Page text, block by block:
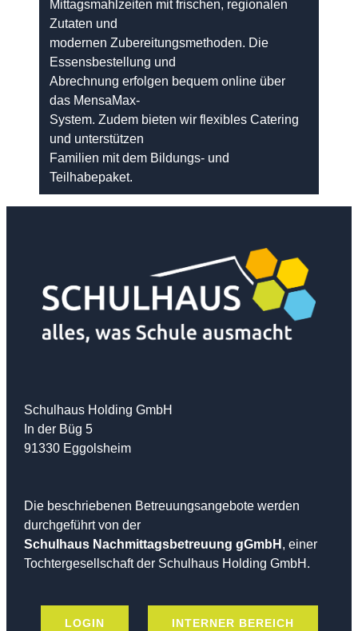
Mittagsmahlzeiten mit frischen, regionalen
Zutaten und
modernen Zubereitungsmethoden. Die
Essensbestellung und
Abrechnung erfolgen bequem online über
das MensaMax-
System. Zudem bieten wir flexibles Catering
und unterstützen
Familien mit dem Bildungs- und
Teilhabepaket.
Schulhaus Holding GmbH
In der Büg 5
91330 Eggolsheim
Die beschriebenen Betreuungsangebote werden
durchgeführt von der
Schulhaus Nachmittagsbetreuung gGmbH , einer
Tochtergesellschaft der Schulhaus Holding GmbH.
LOGIN INTERNER BEREICH